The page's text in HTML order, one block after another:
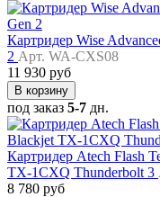
Картридер Wise
2 Арт. WA-CXS08
11 930 руб
В корзину
под заказ 5-7 дн.
Картридер Atech Flash
TX-1CXQ Thunderbolt 3
8 780 руб